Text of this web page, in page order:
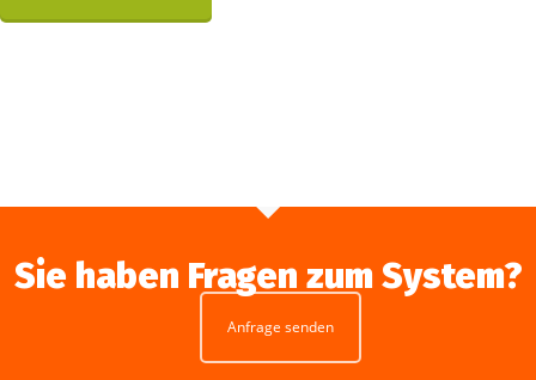
Sie haben Fragen zum System?
Anfrage senden